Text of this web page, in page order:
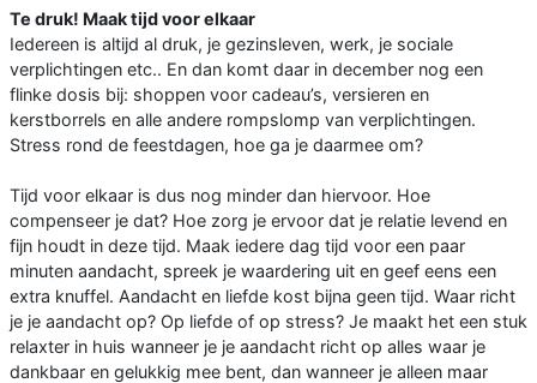
Te druk! Maak tijd voor elkaar
Iedereen is altijd al druk, je gezinsleven, werk, je sociale
verplichtingen etc.. En dan komt daar in december nog een
flinke dosis bij: shoppen voor cadeau’s, versieren en
kerstborrels en alle andere rompslomp van verplichtingen.
Stress rond de feestdagen, hoe ga je daarmee om?
Tijd voor elkaar is dus nog minder dan hiervoor. Hoe
compenseer je dat? Hoe zorg je ervoor dat je relatie levend en
fijn houdt in deze tijd. Maak iedere dag tijd voor een paar
minuten aandacht, spreek je waardering uit en geef eens een
extra knuffel. Aandacht en liefde kost bijna geen tijd. Waar richt
je je aandacht op? Op liefde of op stress? Je maakt het een stuk
relaxter in huis wanneer je je aandacht richt op alles waar je
dankbaar en gelukkig mee bent, dan wanneer je alleen maar